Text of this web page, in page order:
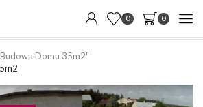
0 0
Domu 35m2"